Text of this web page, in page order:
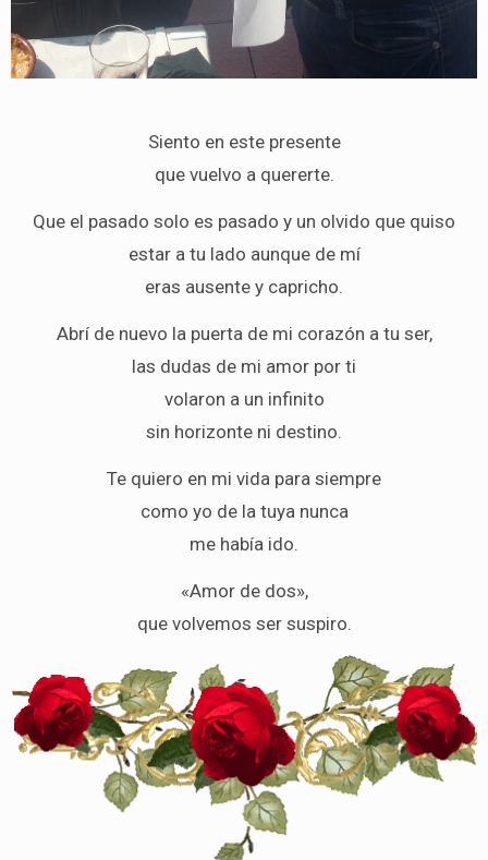
Siento en este presente
que vuelvo a quererte.
Que el pasado solo es pasado y un olvido que quiso
estar a tu lado aunque de mí
eras ausente y capricho.
Abrí de nuevo la puerta de mi corazón a tu ser,
las dudas de mi amor por ti
volaron a un infinito
sin horizonte ni destino.
Te quiero en mi vida para siempre
como yo de la tuya nunca
me había ido.
«Amor de dos»,
que volvemos ser suspiro.